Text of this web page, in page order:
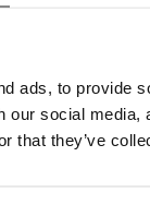
ads, to provide
our social
that they’ve